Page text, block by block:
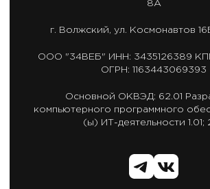
8А
г. Волжский, ул. Космонавтов
ООО "34ВЕБ" ИНН: 3435126389
ОГРН: 1163443069393
Основной ОКВЭД: 62.01
компьютерного программного
(ы) ИТ-деятельности 1.01;